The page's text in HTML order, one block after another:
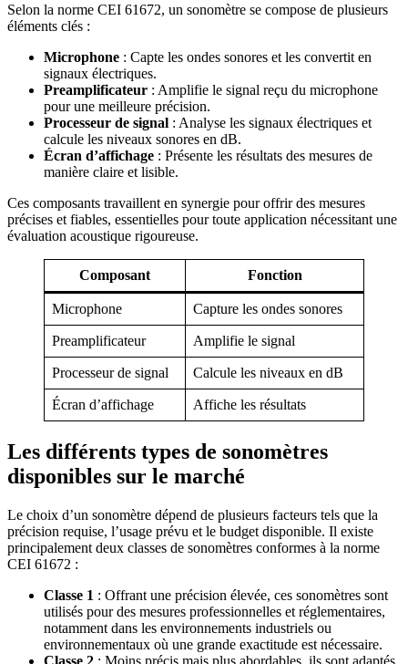
Selon la norme CEI 61672, un sonomètre se compose de plusieurs
éléments clés :
Microphone : Capte les ondes sonores et les convertit en
signaux électriques.
Preamplificateur : Amplifie le signal reçu du microphone
pour une meilleure précision.
Processeur de signal : Analyse les signaux électriques et
calcule les niveaux sonores en dB.
Écran d’affichage : Présente les résultats des mesures de
manière claire et lisible.
Ces composants travaillent en synergie pour offrir des mesures
précises et fiables, essentielles pour toute application nécessitant une
évaluation acoustique rigoureuse.
Composant Fonction
Microphone Capture les ondes sonores
Preamplificateur Amplifie le signal
Processeur de signal Calcule les niveaux en dB
Écran d’affichage Affiche les résultats
Les différents types de sonomètres
disponibles sur le marché
Le choix d’un sonomètre dépend de plusieurs facteurs tels que la
précision requise, l’usage prévu et le budget disponible. Il existe
principalement deux classes de sonomètres conformes à la norme
CEI 61672 :
Classe 1 : Offrant une précision élevée, ces sonomètres sont
utilisés pour des mesures professionnelles et réglementaires,
notamment dans les environnements industriels ou
environnementaux où une grande exactitude est nécessaire.
Classe 2 : Moins précis mais plus abordables, ils sont adaptés